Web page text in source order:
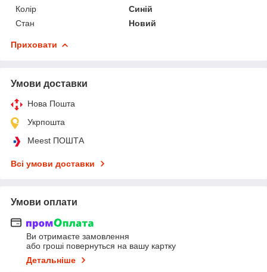
Колір
Синій
Стан
Новий
Приховати
Умови доставки
Нова Пошта
Укрпошта
Meest ПОШТА
Всі умови доставки
Умови оплати
Ви отримаєте замовлення
або гроші повернуться на вашу картку
Детальніше